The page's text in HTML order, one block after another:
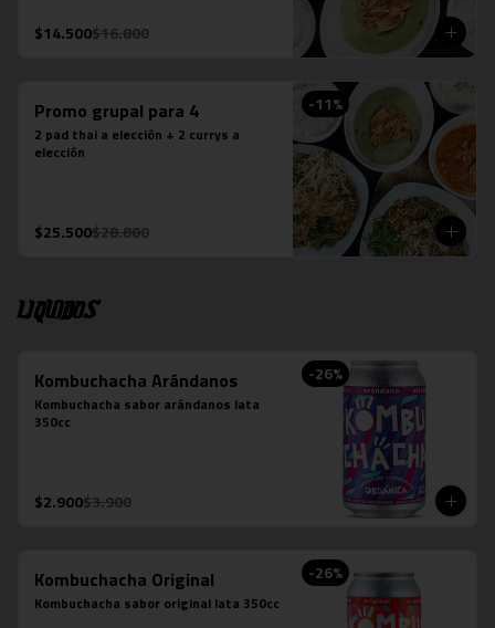
$14.500$16.800
-11%
Promo grupal para 4
2 pad thai a elección + 2 currys a
elección
$25.500$28.800
Liquidos
-26%
Kombuchacha Arándanos
Kombuchacha sabor arándanos lata
350cc
$2.900$3.900
-26%
Kombuchacha Original
Kombuchacha sabor original lata 350cc